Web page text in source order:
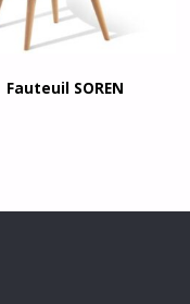
Fauteuil SOREN